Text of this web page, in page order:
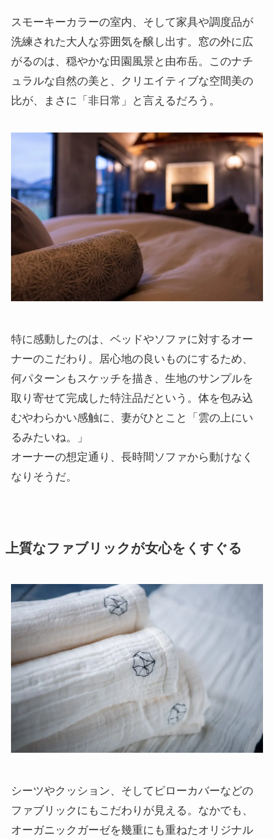
スモーキーカラーの室内、そして家具や調度品が
洗練された大人な雰囲気を醸し出す。窓の外に広
がるのは、穏やかな田園風景と由布岳。このナチ
ュラルな自然の美と、クリエイティブな空間美の
比が、まさに「非日常」と言えるだろう。
特に感動したのは、ベッドやソファに対するオー
ナーのこだわり。居心地の良いものにするため、
何パターンもスケッチを描き、生地のサンプルを
取り寄せて完成した特注品だという。体を包み込
むやわらかい感触に、妻がひとこと「雲の上にい
るみたいね。」
オーナーの想定通り、長時間ソファから動けなく
なりそうだ。
上質なファブリックが女心をくすぐる
シーツやクッション、そしてピローカバーなどの
ファブリックにもこだわりが見える。なかでも、
オーガニックガーゼを幾重にも重ねたオリジナル